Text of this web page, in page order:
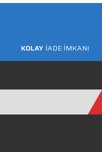
KOLAY İADE İMKANI